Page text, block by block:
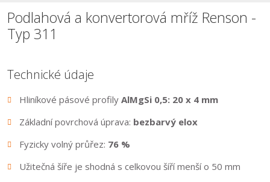
Podlahová a konvertorová mříž Renson -
Typ 311
Technické údaje
Hliníkové pásové profily AlMgSi 0,5: 20 x 4 mm
Základní povrchová úprava: bezbarvý elox
Fyzicky volný průřez: 76 %
Užitečná šíře je shodná s celkovou šíří menší o 50 mm